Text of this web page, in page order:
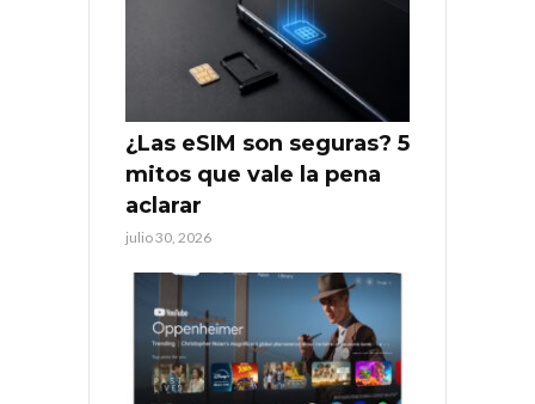
¿Las eSIM son seguras? 5
mitos que vale la pena
aclarar
julio 30, 2026